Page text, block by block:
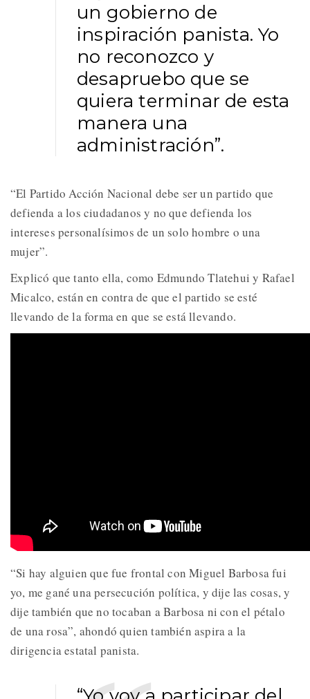
un gobierno de
inspiración panista. Yo
no reconozco y
desapruebo que se
quiera terminar de esta
manera una
administración”.
“El Partido Acción Nacional debe ser un partido que
defienda a los ciudadanos y no que defienda los
intereses personalísimos de un solo hombre o una
mujer”.
Explicó que tanto ella, como Edmundo Tlatehui y Rafael
Micalco, están en contra de que el partido se esté
llevando de la forma en que se está llevando.
“Si hay alguien que fue frontal con Miguel Barbosa fui
yo, me gané una persecución política, y dije las cosas, y
dije también que no tocaban a Barbosa ni con el pétalo
de una rosa”, ahondó quien también aspira a la
dirigencia estatal panista.